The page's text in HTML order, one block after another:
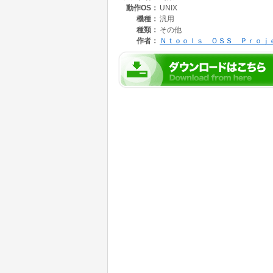
動作OS： UNIX
機種： 汎用
種類： その他
作者：
Ｎｔｏｏｌｓ ＯＳＳ Ｐｒｏｊ